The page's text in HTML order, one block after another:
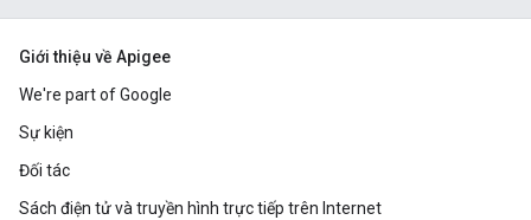
Giới thiệu về Apigee
We're part of Google
Sự kiện
Đối tác
Sách điện tử và truyền hình trực tiếp trên Internet